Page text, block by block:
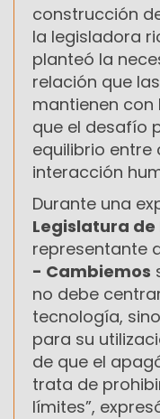
construcción
la legisladora
planteó la
relación que
mantienen
que el desafío
equilibrio
interacción
Durante una
Legislatura de
representante
- Cambiemos
no debe
tecnología,
para su
de que el
trata de
límites”,